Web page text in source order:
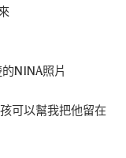
NINA照片
可以幫我把他留在